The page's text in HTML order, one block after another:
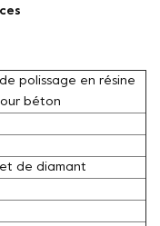
polissage en résine
béton
de diamant